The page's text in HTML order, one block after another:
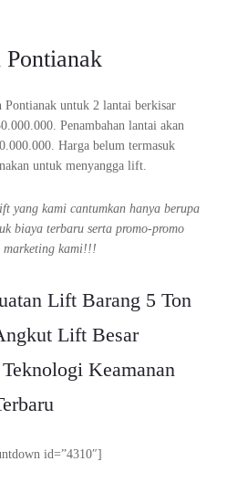
untuk 2 lantai berkisar
Penambahan lantai akan
Harga belum termasuk
untuk menyangga lift.
yang kami cantumkan hanya berupa
biaya terbaru serta promo-promo
marketing kami!!!
Lift Barang 5 Ton
Lift Besar
Keamanan
id=”4310″]